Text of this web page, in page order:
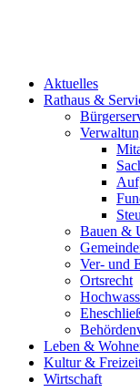
Aktuelles
Rathaus &
Bauen &
Ver- und
Ortsrecht
Leben &
Kultur &
Wirtschaft